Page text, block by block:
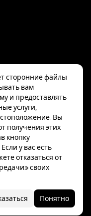
сторонние файлы
вам
и предоставлять
услуги,
Вы
получения этих
кнопку
у вас есть
отказаться от
своих
Понятно